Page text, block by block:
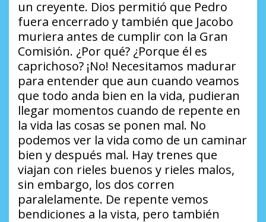
un creyente. Dios permitió que Pedro
fuera encerrado y también que Jacobo
muriera antes de cumplir con la Gran
Comisión. ¿Por qué? ¿Porque él es
caprichoso? ¡No! Necesitamos madurar
para entender que aun cuando veamos
que todo anda bien en la vida, pudieran
llegar momentos cuando de repente en
la vida las cosas se ponen mal. No
podemos ver la vida como de un caminar
bien y después mal. Hay trenes que
viajan con rieles buenos y rieles malos,
sin embargo, los dos corren
paralelamente. De repente vemos
bendiciones a la vista, pero también